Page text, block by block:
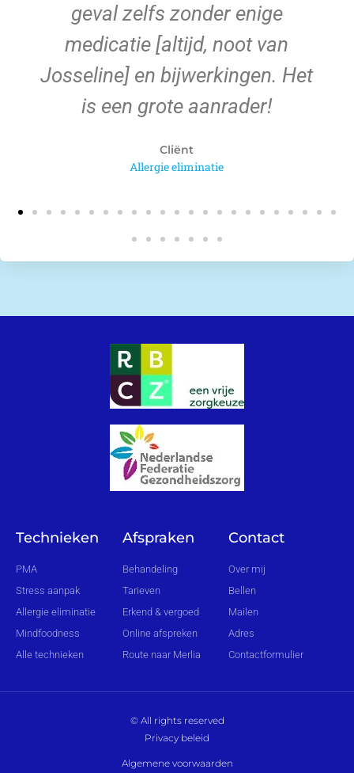
geval zelfs zonder enige
medicatie [altijd, noot van
Josseline] en bijwerkingen. Het
is een grote aanrader!
Cliënt
Allergie eliminatie
Technieken
PMA
Stress aanpak
Allergie eliminatie
Mindfoodness
Alle technieken
Afspraken
Behandeling
Tarieven
Erkend & vergoed
Online afspreken
Route naar Merlia
Contact
Over mij
Bellen
Mailen
Adres
Contactformulier
© All rights reserved
Privacy beleid
Algemene voorwaarden